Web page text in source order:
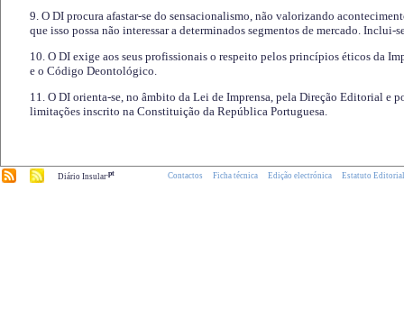
9. O DI procura afastar-se do sensacionalismo, não valorizando
que isso possa não interessar a determinados segmentos de mercado.
10. O DI exige aos seus profissionais o respeito pelos princípios éticos da
e o Código Deontológico.
11. O DI orienta-se, no âmbito da Lei de Imprensa, pela Direção Editorial e
limitações inscrito na Constituição da República Portuguesa.
Diário Insular.pt Contactos Ficha técnica Edição electrónica Estatuto Editorial